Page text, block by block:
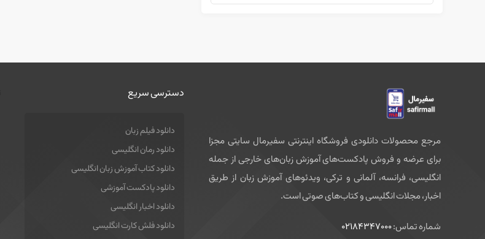
مرجع محصولات دانلودی فروشگاه اینترنتی سفیرمال سایتی مجزا
برای عرضه و فروش پادکست‌های آموزش زبان‌های خارجی از جمله
انگلیسی، فرانسه، آلمانی و ترکی، ویدئوهای آموزش زبان از طریق
اخبار، مجلات انگلیسی و کتاب‌های صوتی است.
شماره تماس:02184347000
دسترسی سریع
دانلود فیلم زبان
دانلود رمان انگلیسی
دانلود کتاب آموزش زبان انگلیسی
دانلود پادکست آموزشی
دانلود اخبار انگلیسی
دانلود فلش کارت انگلیسی